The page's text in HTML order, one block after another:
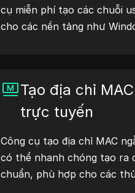
cụ miễn phí tạo các chuỗi
cho các nền tảng như
và tối ưu hóa quy trình
quy trình làm việc của
Tạo địa chỉ
trực tuyến
Công cụ tạo địa chỉ MAC
có thể nhanh chóng tạo ra
chuẩn, phù hợp cho các